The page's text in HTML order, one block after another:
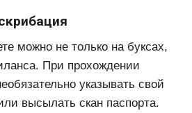
можно не только на буксах,
При прохождении
указывать свой
высылать скан паспорта.